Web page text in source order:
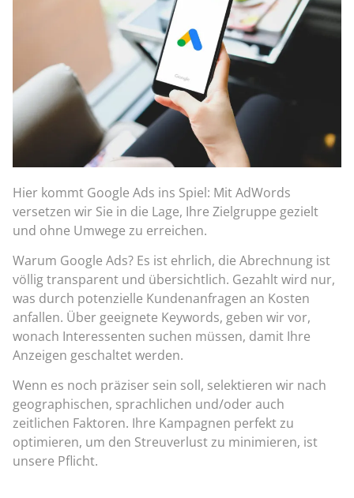
Hier kommt Google Ads ins Spiel: Mit AdWords
versetzen wir Sie in die Lage, Ihre Zielgruppe gezielt
und ohne Umwege zu erreichen.
Warum Google Ads? Es ist ehrlich, die Abrechnung ist
völlig transparent und übersichtlich. Gezahlt wird nur,
was durch potenzielle Kundenanfragen an Kosten
anfallen. Über geeignete Keywords, geben wir vor,
wonach Interessenten suchen müssen, damit Ihre
Anzeigen geschaltet werden.
Wenn es noch präziser sein soll, selektieren wir nach
geographischen, sprachlichen und/oder auch
zeitlichen Faktoren. Ihre Kampagnen perfekt zu
optimieren, um den Streuverlust zu minimieren, ist
unsere Pflicht.